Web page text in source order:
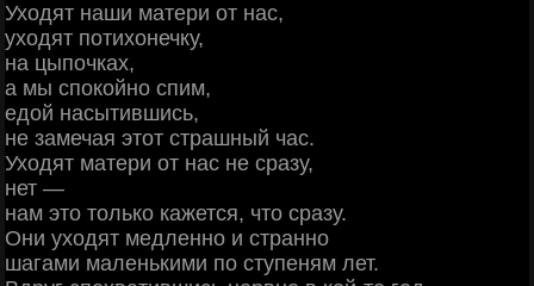
Уходят наши матери от нас,
уходят потихонечку,
на цыпочках,
а мы спокойно спим,
едой насытившись,
не замечая этот страшный час.
Уходят матери от нас не сразу,
нет —
нам это только кажется, что сразу.
Они уходят медленно и странно
шагами маленькими по ступеням лет.